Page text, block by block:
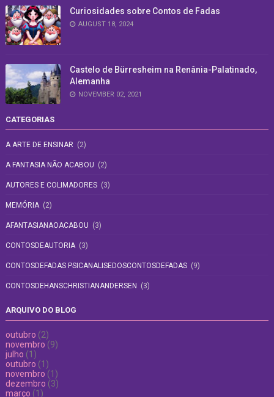
Curiosidades sobre Contos de Fadas
AUGUST 18, 2024
Castelo de Bürresheim na Renânia-Palatinado,
Alemanha
NOVEMBER 02, 2021
CATEGORIAS
A ARTE DE ENSINAR (2)
A FANTASIA NÃO ACABOU (2)
AUTORES E COLIMADORES (3)
MEMÓRIA (2)
AFANTASIANAOACABOU (3)
CONTOSDEAUTORIA (3)
CONTOSDEFADAS PSICANALISEDOSCONTOSDEFADAS (9)
CONTOSDEHANSCHRISTIANANDERSEN (3)
ARQUIVO DO BLOG
outubro (2)
novembro (9)
julho (1)
outubro (1)
novembro (1)
dezembro (3)
março (1)